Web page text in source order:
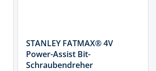
STANLEY FATMAX® 4V
Power-Assist Bit-
Schraubendreher